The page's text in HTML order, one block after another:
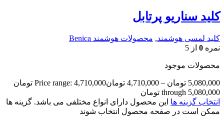
کلید سناریو پرتابل
کلید لمسی هوشمند, محصولات هوشمند Benica
نمره 0 از 5
محصولات موجود
5,080,000 تومان –
4,710,000 تومان
Price range: 4,710,000 تومان
through 5,080,000 تومان
انتخاب گزینه ها این محصول دارای انواع مختلفی می باشد. گزینه ها
ممکن است در صفحه محصول انتخاب شوند